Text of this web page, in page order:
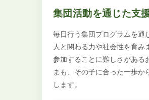
集団活動を通じた支
毎日行う集団プログラムを通
人と関わる力や社会性を育み
参加することに難しさがある
まも、その子に合った一歩か
します。